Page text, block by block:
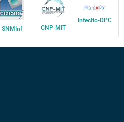
SNMInf CNP-MIT
Infectio-DPC